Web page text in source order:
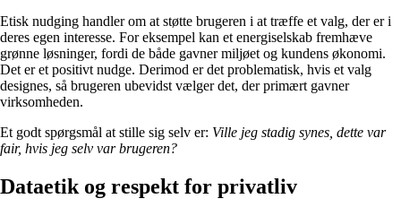
Etisk nudging handler om at støtte brugeren i at træffe et valg, der er i
deres egen interesse. For eksempel kan et energiselskab fremhæve
grønne løsninger, fordi de både gavner miljøet og kundens økonomi.
Det er et positivt nudge. Derimod er det problematisk, hvis et valg
designes, så brugeren ubevidst vælger det, der primært gavner
virksomheden.
Et godt spørgsmål at stille sig selv er: Ville jeg stadig synes, dette var
fair, hvis jeg selv var brugeren?
Dataetik og respekt for privatliv